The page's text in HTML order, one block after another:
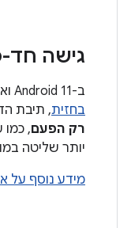
גישה
ב-Android 11 ואילך, בכל פעם שהאפליקציה מבקשת גישה ל
בחזית, תיבת
רק הפעם
יותר שליטה
מידע נוסף על